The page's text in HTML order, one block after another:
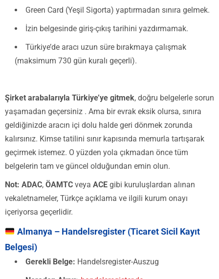
Green Card (Yeşil Sigorta) yaptırmadan sınıra gelmek.
İzin belgesinde giriş-çıkış tarihini yazdırmamak.
Türkiye’de aracı uzun süre bırakmaya çalışmak
(maksimum 730 gün kuralı geçerli).
Şirket arabalarıyla Türkiye’ye gitmek, doğru belgelerle sorun
yaşamadan geçersiniz . Ama bir evrak eksik olursa, sınıra
geldiğinizde aracın içi dolu halde geri dönmek zorunda
kalırsınız. Kimse tatilini sınır kapısında memurla tartışarak
geçirmek istemez. O yüzden yola çıkmadan önce tüm
belgelerin tam ve güncel olduğundan emin olun.
Not: ADAC, ÖAMTC veya ACE gibi kuruluşlardan alınan
vekaletnameler, Türkçe açıklama ve ilgili kurum onayı
içeriyorsa geçerlidir.
Almanya – Handelsregister (Ticaret Sicil Kayıt
Belgesi)
Gerekli Belge: Handelsregister-Auszug